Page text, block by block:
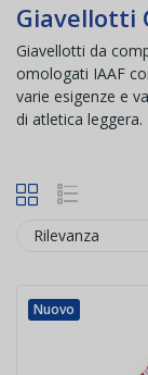
Giavellotti
Giavellotti da
omologati IAAF
varie esigenze e
di atletica leggera.
Rilevanza
Nuovo